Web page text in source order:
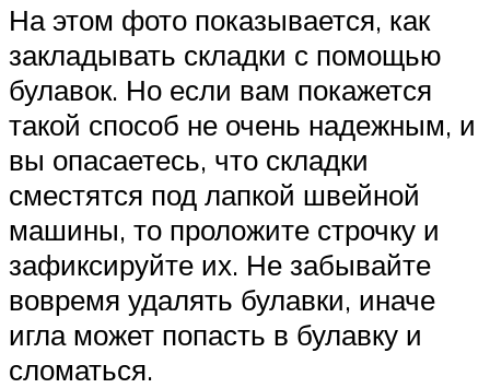
На этом фото показывается, как
закладывать складки с помощью
булавок. Но если вам покажется
такой способ не очень надежным, и
вы опасаетесь, что складки
сместятся под лапкой швейной
машины, то проложите строчку и
зафиксируйте их. Не забывайте
вовремя удалять булавки, иначе
игла может попасть в булавку и
сломаться.